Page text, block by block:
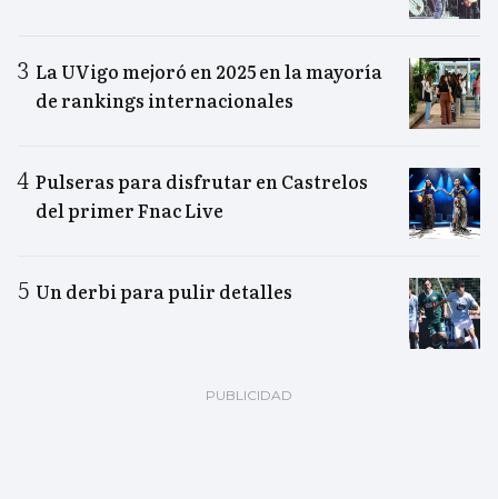
La UVigo mejoró en 2025 en la mayoría
de rankings internacionales
Pulseras para disfrutar en Castrelos
del primer Fnac Live
Un derbi para pulir detalles